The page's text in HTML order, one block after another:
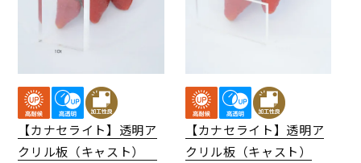
【カナセライト】透明ア
クリル板（キャスト）
【カナセライト】透明ア
クリル板（キャスト）